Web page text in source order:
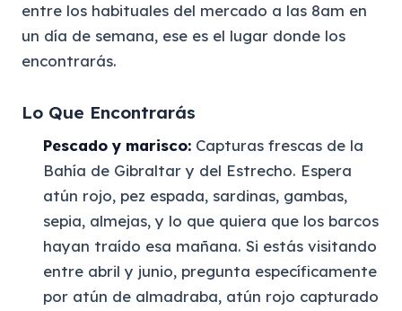
entre los habituales del mercado a las 8am en
un día de semana, ese es el lugar donde los
encontrarás.
Lo Que Encontrarás
Pescado y marisco: Capturas frescas de la
Bahía de Gibraltar y del Estrecho. Espera
atún rojo, pez espada, sardinas, gambas,
sepia, almejas, y lo que quiera que los barcos
hayan traído esa mañana. Si estás visitando
entre abril y junio, pregunta específicamente
por atún de almadraba, atún rojo capturado